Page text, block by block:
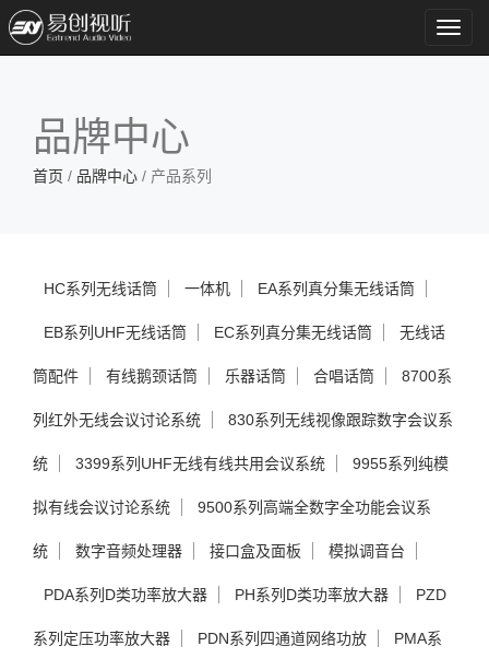
品牌中心
首页 / 品牌中心 / 产品系列
HC系列无线话筒 一体机 EA系列真分集无线话筒
EB系列UHF无线话筒 EC系列真分集无线话筒 无线话
筒配件 有线鹅颈话筒 乐器话筒 合唱话筒 8700系
列红外无线会议讨论系统 830系列无线视像跟踪数字会议系
统 3399系列UHF无线有线共用会议系统 9955系列纯模
拟有线会议讨论系统 9500系列高端全数字全功能会议系
统 数字音频处理器 接口盒及面板 模拟调音台
PDA系列D类功率放大器 PH系列D类功率放大器 PZD
系列定压功率放大器 PDN系列四通道网络功放 PMA系